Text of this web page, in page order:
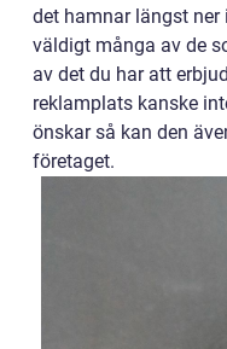
det hamnar längst
väldigt många av de
av det du har att
reklamplats kanske
önskar så kan den
företaget.